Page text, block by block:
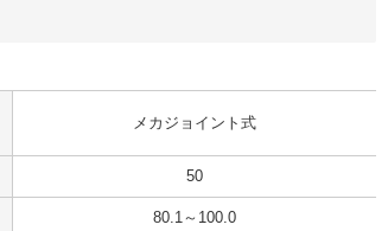
メカジョイント式
50
80.1～100.0